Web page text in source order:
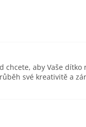
aby Vaše dítko
své kreativitě a